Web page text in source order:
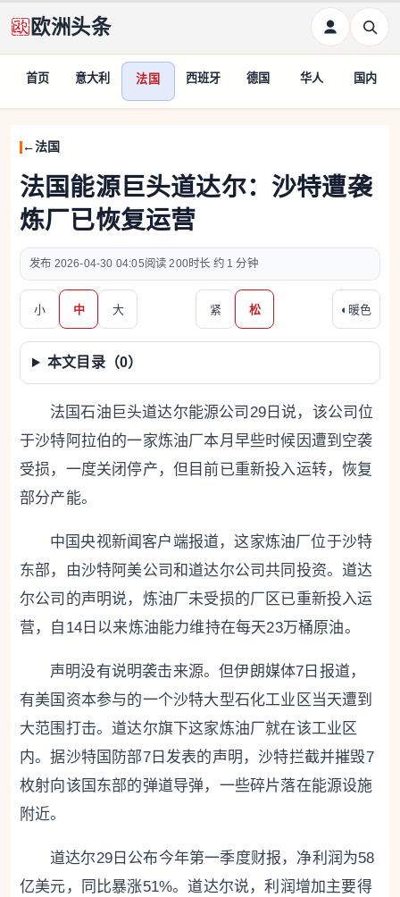
欧洲头条
首页 意大利 法国 西班牙 德国 华人 国内
法国
法国能源巨头道达尔：沙特遭袭
炼厂已恢复运营
2026-04-30 04:05 200 约 1 分钟
小 中 大 紧 松 ◐ 暖色
本文目录（0）
法国石油巨头道达尔能源公司29日说，该公司位
于沙特阿拉伯的一家炼油厂本月早些时候因遭到空袭
受损，一度关闭停产，但目前已重新投入运转，恢复
部分产能。
中国央视新闻客户端报道，这家炼油厂位于沙特
东部，由沙特阿美公司和道达尔公司共同投资。道达
尔公司的声明说，炼油厂未受损的厂区已重新投入运
营，自14日以来炼油能力维持在每天23万桶原油。
声明没有说明袭击来源。但伊朗媒体7日报道，
有美国资本参与的一个沙特大型石化工业区当天遭到
大范围打击。道达尔旗下这家炼油厂就在该工业区
内。据沙特国防部7日发表的声明，沙特拦截并摧毁7
枚射向该国东部的弹道导弹，一些碎片落在能源设施
附近。
道达尔29日公布今年第一季度财报，净利润为58
亿美元，同比暴涨51%。道达尔说，利润增加主要得